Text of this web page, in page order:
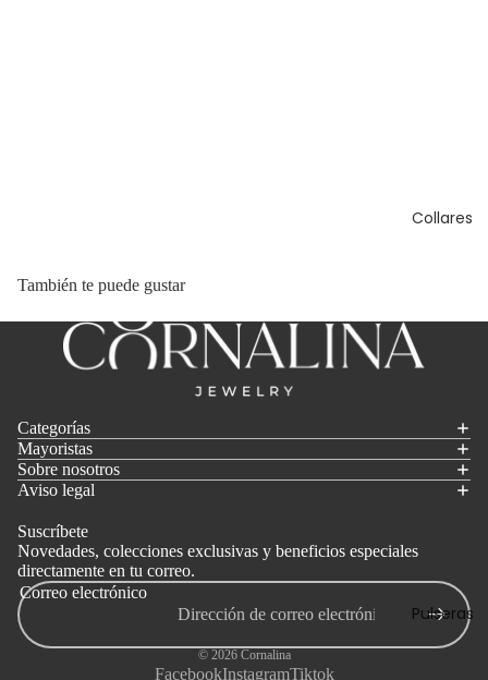
Collares
Pulseras
También te puede gustar
Categorías
Mayoristas
Sobre nosotros
Aviso legal
Suscríbete
Novedades, colecciones exclusivas y beneficios especiales
directamente en tu correo.
Correo electrónico
© 2026 Cornalina
FacebookInstagramTiktok